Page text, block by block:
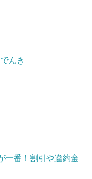
んき
一番！割引や違約金